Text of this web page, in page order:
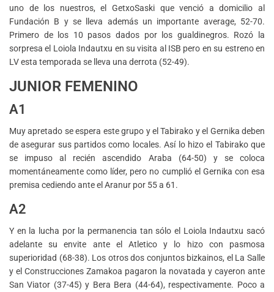
uno de los nuestros, el GetxoSaski que venció a domicilio al
Fundación B y se lleva además un importante average, 52-70.
Primero de los 10 pasos dados por los gualdinegros. Rozó la
sorpresa el Loiola Indautxu en su visita al ISB pero en su estreno en
LV esta temporada se lleva una derrota (52-49).
JUNIOR FEMENINO
A1
Muy apretado se espera este grupo y el Tabirako y el Gernika deben
de asegurar sus partidos como locales. Así lo hizo el Tabirako que
se impuso al recién ascendido Araba (64-50) y se coloca
momentáneamente como líder, pero no cumplió el Gernika con esa
premisa cediendo ante el Aranur por 55 a 61.
A2
Y en la lucha por la permanencia tan sólo el Loiola Indautxu sacó
adelante su envite ante el Atletico y lo hizo con pasmosa
superioridad (68-38). Los otros dos conjuntos bizkainos, el La Salle
y el Construcciones Zamakoa pagaron la novatada y cayeron ante
San Viator (37-45) y Bera Bera (44-64), respectivamente. Poco a